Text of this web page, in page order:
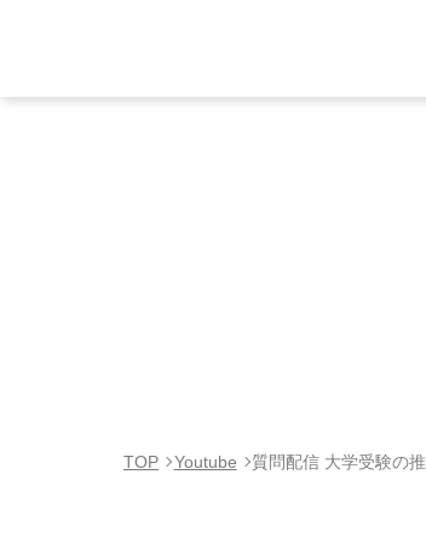
TOP Youtube 質問配信 大学受験の